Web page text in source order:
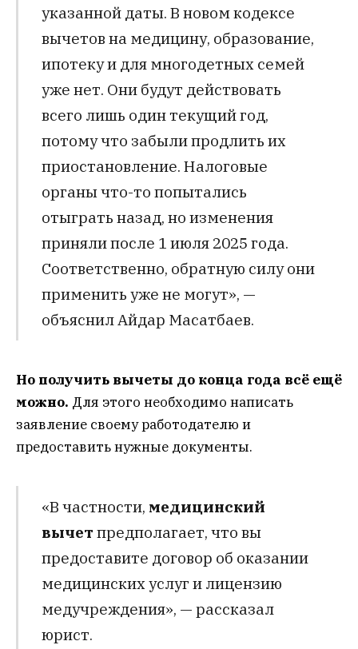
указанной даты. В новом кодексе
вычетов на медицину, образование,
ипотеку и для многодетных семей
уже нет. Они будут действовать
всего лишь один текущий год,
потому что забыли продлить их
приостановление. Налоговые
органы что-то попытались
отыграть назад, но изменения
приняли после 1 июля 2025 года.
Соответственно, обратную силу они
применить уже не могут», —
объяснил Айдар Масатбаев.
Но получить вычеты до конца года всё ещё
можно. Для этого необходимо написать
заявление своему работодателю и
предоставить нужные документы.
«В частности, медицинский
вычет предполагает, что вы
предоставите договор об оказании
медицинских услуг и лицензию
медучреждения», — рассказал
юрист.